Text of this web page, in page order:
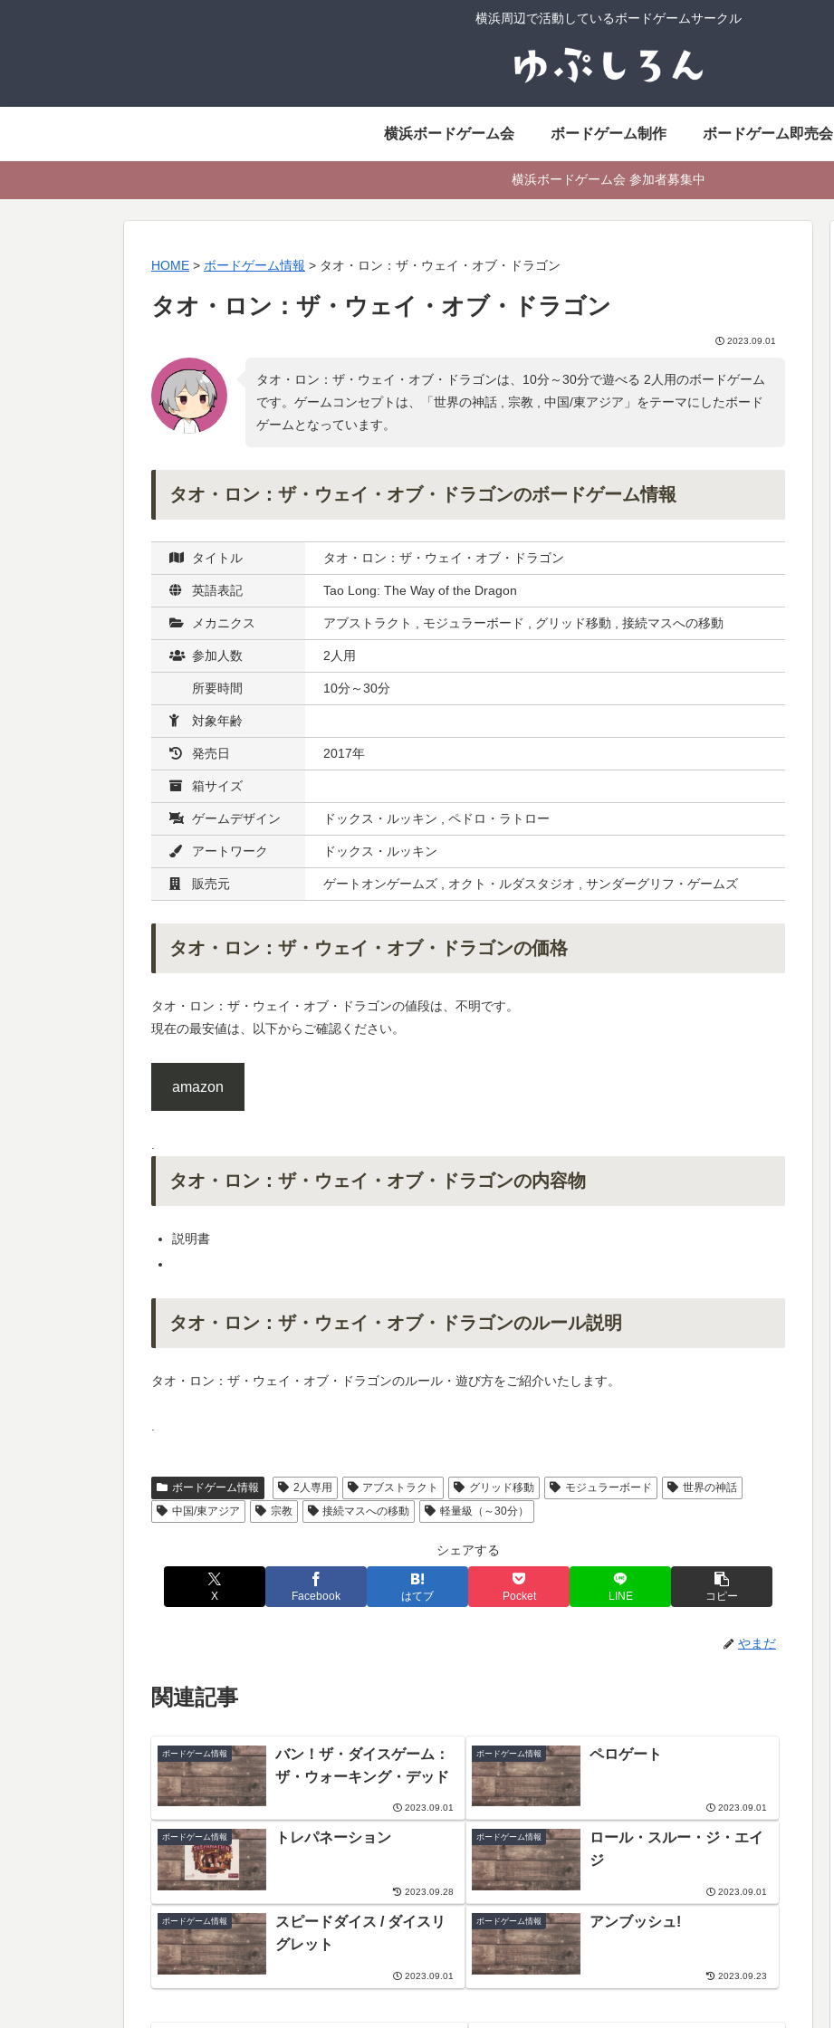
横浜周辺で活動しているボードゲームサークル
横浜ボードゲーム会 ボードゲーム制作 ボードゲーム即売会
横浜ボードゲーム会 参加者募集中
HOME > ボードゲーム情報 > タオ・ロン：ザ・ウェイ・オブ・ドラゴン
タオ・ロン：ザ・ウェイ・オブ・ドラゴン
2023.09.01
タオ・ロン：ザ・ウェイ・オブ・ドラゴンは、10分～30分で遊べる 2人用のボードゲーム
です。ゲームコンセプトは、「世界の神話 , 宗教 , 中国/東アジア 」をテーマにしたボード
ゲームとなっています。
タオ・ロン：ザ・ウェイ・オブ・ドラゴンのボードゲーム情報
タイトル タオ・ロン：ザ・ウェイ・オブ・ドラゴン
英語表記 Tao Long: The Way of the Dragon
メカニクス アブストラクト , モジュラーボード , グリッド移動 , 接続マスへの移動
参加人数 2人用
所要時間 10分～30分
対象年齢
発売日 2017年
箱サイズ
ゲームデザイン ドックス・ルッキン , ペドロ・ラトロー
アートワーク ドックス・ルッキン
販売元 ゲートオンゲームズ , オクト・ルダスタジオ , サンダーグリフ・ゲームズ
タオ・ロン：ザ・ウェイ・オブ・ドラゴンの価格
タオ・ロン：ザ・ウェイ・オブ・ドラゴンの値段は、不明です。
現在の最安値は、以下からご確認ください。
amazon
.
タオ・ロン：ザ・ウェイ・オブ・ドラゴンの内容物
説明書
タオ・ロン：ザ・ウェイ・オブ・ドラゴンのルール説明
タオ・ロン：ザ・ウェイ・オブ・ドラゴンのルール・遊び方をご紹介いたします。
.
ボードゲーム情報 2人専用 アブストラクト グリッド移動 モジュラーボード
世界の神話
中国/東アジア
宗教 接続マスへの移動 軽量級（～30分）
シェアする
X Facebook はてブ Pocket LINE コピー
やまだ
関連記事
ボードゲーム情報
バン！ザ・ダイスゲーム：
ザ・ウォーキング・デッド
2023.09.01
ボードゲーム情報 ペロゲート
2023.09.01
ボードゲーム情報 トレパネーション
2023.09.28
ボードゲーム情報
ロール・スルー・ジ・エイ
ジ
2023.09.01
ボードゲーム情報
スピードダイス / ダイスリ
グレット
2023.09.01
ボードゲーム情報 アンブッシュ!
2023.09.23